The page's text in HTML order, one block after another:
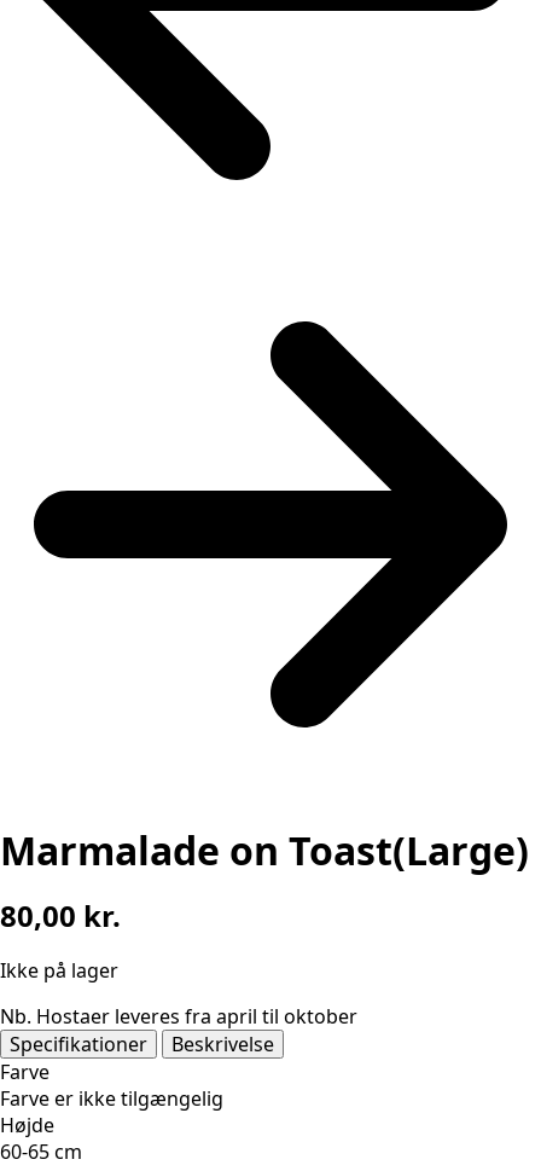
Marmalade on Toast(Large)
80,00 kr.
Ikke på lager
Nb. Hostaer leveres fra april til oktober
Specifikationer
Beskrivelse
Farve
Farve er ikke tilgængelig
Højde
60-65 cm